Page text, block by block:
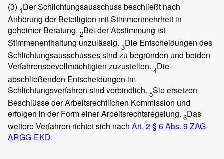
(3) 1Der Schlichtungsausschuss beschließt nach
Anhörung der Beteiligten mit Stimmenmehrheit in
geheimer Beratung. 2Bei der Abstimmung ist
Stimmenenthaltung unzulässig. 3Die Entscheidungen des
Schlichtungsausschusses sind zu begründen und beiden
Verfahrensbevollmächtigten zuzustellen. 4Die
abschließenden Entscheidungen im
Schlichtungsverfahren sind verbindlich. 5Sie ersetzen
Beschlüsse der Arbeitsrechtlichen Kommission und
erfolgen in der Form einer Arbeitsrechtsregelung. 6Das
weitere Verfahren richtet sich nach Art. 2 § 6 Abs. 9 ZAG-
ARGG-EKD.